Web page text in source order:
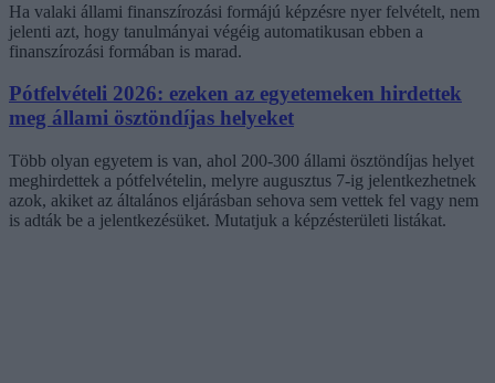
Ha valaki állami finanszírozási formájú képzésre nyer felvételt, nem
jelenti azt, hogy tanulmányai végéig automatikusan ebben a
finanszírozási formában is marad.
Pótfelvételi 2026: ezeken az egyetemeken hirdettek
meg állami ösztöndíjas helyeket
Több olyan egyetem is van, ahol 200-300 állami ösztöndíjas helyet
meghirdettek a pótfelvételin, melyre augusztus 7-ig jelentkezhetnek
azok, akiket az általános eljárásban sehova sem vettek fel vagy nem
is adták be a jelentkezésüket. Mutatjuk a képzésterületi listákat.